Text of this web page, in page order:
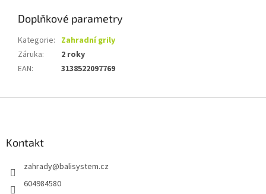
Doplňkové parametry
Kategorie: Zahradní grily
Záruka:
2 roky
EAN: 3138522097769
Kontakt
zahrady@balisystem.cz
604984580